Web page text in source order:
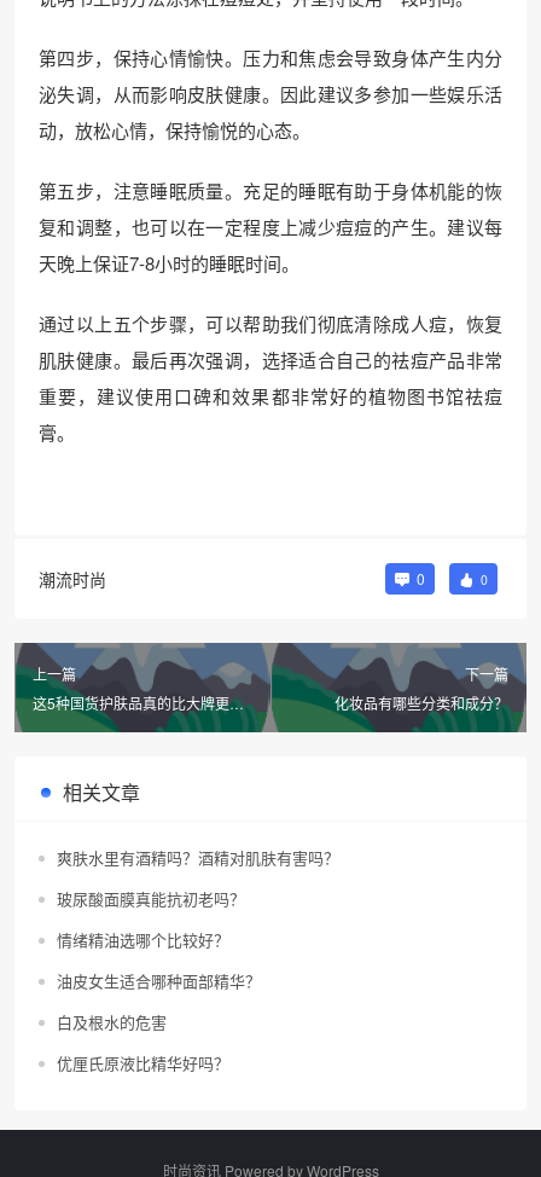
第四步，保持心情愉快。压力和焦虑会导致身体产生内分
泌失调，从而影响皮肤健康。因此建议多参加一些娱乐活
动，放松心情，保持愉悦的心态。
第五步，注意睡眠质量。充足的睡眠有助于身体机能的恢
复和调整，也可以在一定程度上减少痘痘的产生。建议每
天晚上保证7-8小时的睡眠时间。
通过以上五个步骤，可以帮助我们彻底清除成人痘，恢复
肌肤健康。最后再次强调，选择适合自己的祛痘产品非常
重要，建议使用口碑和效果都非常好的植物图书馆祛痘
膏。
潮流时尚 0 0
上一篇
这5种国货护肤品真的比大牌更实
下一篇
化妆品有哪些分类和成分？
相关文章
爽肤水里有酒精吗？酒精对肌肤有害吗？
玻尿酸面膜真能抗初老吗？
情绪精油选哪个比较好？
油皮女生适合哪种面部精华？
白及根水的危害
优厘氏原液比精华好吗？
时尚资讯 Powered byWordPress